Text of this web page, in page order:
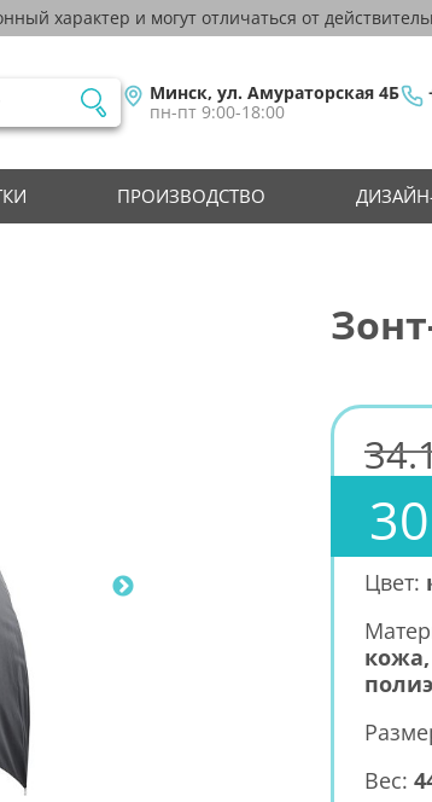
характер и могут отличаться от
Минск, ул. Амураторская 4Б
пн-пт 9:00-18:00
ПРОИЗВОДСТВО
30
Цвет:
Вес: